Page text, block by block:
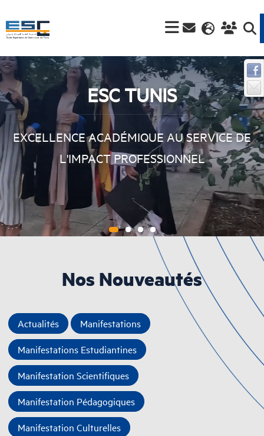
ESC TUNIS
EXCELLENCE ACADÉMIQUE AU SERVICE DE
L'IMPACT PROFESSIONNEL
Nos Nouveautés
Actualités
Manifestations
Manifestations Estudiantines
Manifestation Scientifiques
Manifestation Pédagogiques
Manifestation Culturelles